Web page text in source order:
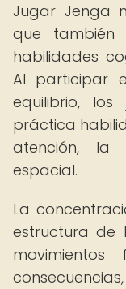
Jugar Jenga
que también
habilidades
Al participar
equilibrio,
práctica
atención, la
espacial.
La
estructura de